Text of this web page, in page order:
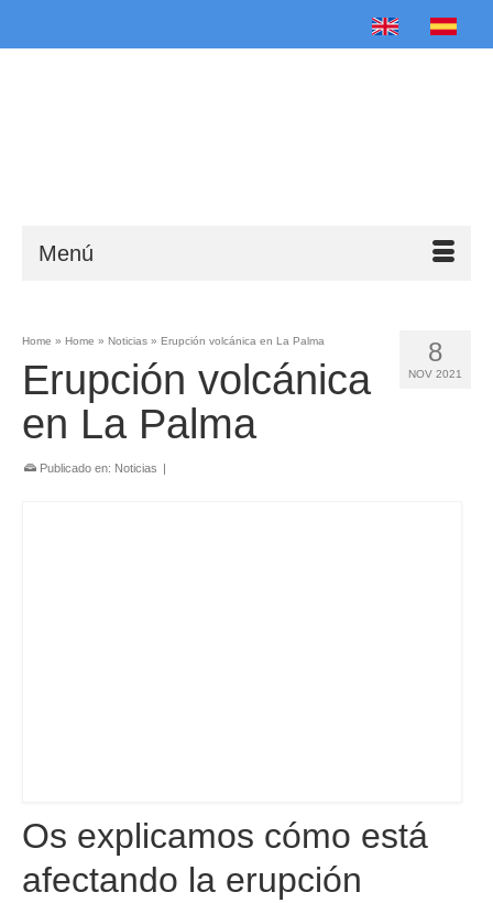
English Español
Menú
8
NOV 2021
Home » Home » Noticias » Erupción volcánica en La Palma
Erupción volcánica
en La Palma
Publicado en: Noticias |
Os explicamos cómo está
afectando la erupción